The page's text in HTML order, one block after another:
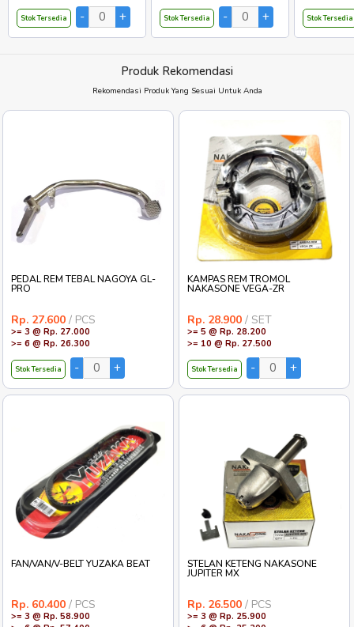
Stok Tersedia Stok Tersedia Stok Tersedia
Produk Rekomendasi
Rekomendasi Produk Yang Sesuai Untuk Anda
PEDAL REM TEBAL NAGOYA GL-
PRO
Rp. 27.600 / PCS
>= 3 @ Rp. 27.000
>= 6 @ Rp. 26.300
Stok Tersedia
KAMPAS REM TROMOL
NAKASONE VEGA-ZR
Rp. 28.900 / SET
>= 5 @ Rp. 28.200
>= 10 @ Rp. 27.500
Stok Tersedia
FAN/VAN/V-BELT YUZAKA BEAT
Rp. 60.400 / PCS
>= 3 @ Rp. 58.900
STELAN KETENG NAKASONE
JUPITER MX
Rp. 26.500 / PCS
>= 3 @ Rp. 25.900